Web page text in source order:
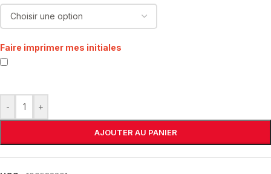
Faire imprimer mes initiales
- +
AJOUTER AU PANIER